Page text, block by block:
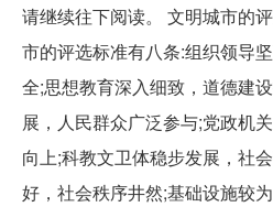
请继续往下阅读。 文明城市的
市的评选标准有八条:组织领导
全;思想教育深入细致，道德建
展，人民群众广泛参与;党政机
向上;科教文卫体稳步发展，社
好，社会秩序井然;基础设施较